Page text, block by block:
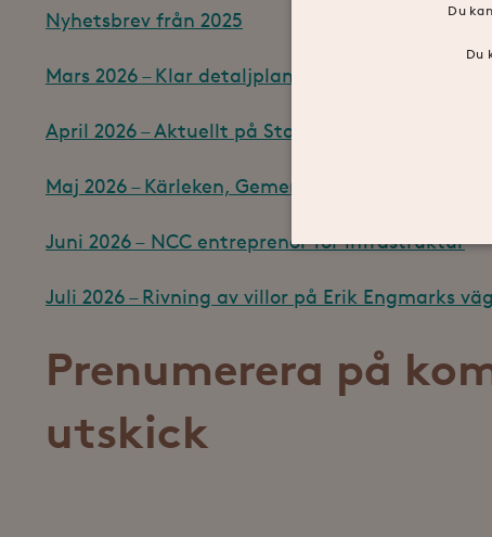
Nyhetsbrev från 2025
Mars 2026 – Klar detaljplan för Stora Sköndal
April 2026 – Aktuellt på Stora Sköndal
Maj 2026 – Kärleken, Gemenskapen och
Juni 2026 – NCC entreprenör för infrastruktur
Juli 2026 – Rivning av villor på Erik Engmarks väg
Prenumerera på
utskick
Du
Du
Analyscookies används för
Namn